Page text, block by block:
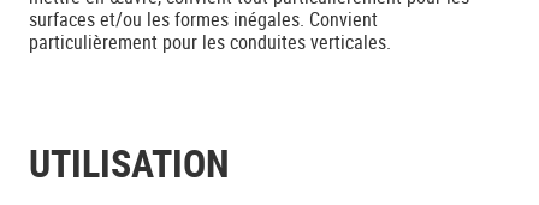
surfaces et/ou les formes inégales. Convient
particulièrement pour les conduites verticales.
UTILISATION